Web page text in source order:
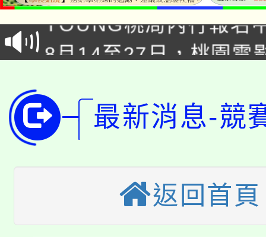
YOUNG桃局內行報名
局官網。
8月14至27日，桃園電
田徑場及游泳池舉行。
桃園市低收入戶享有免
視費優惠，中低收入戶
半價優惠，詳情可洽有
大園自造教育及科技中
份教師增能研習
大溪自造教育及科技中
份教師研習
淨零綠生活教案入校路
會
115年食農教育專業人
最新消息-競
返回首頁